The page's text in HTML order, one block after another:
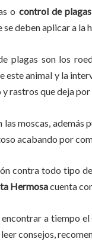
o control de
deben aplicar a
plagas son los
este animal y la
rastros que deja
moscas, además
acabando por
contra todo tipo
Hermosacuenta
a tiempo
consejos,